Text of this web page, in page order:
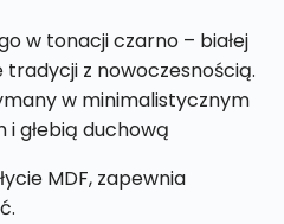
w tonacji czarno – białej
z nowoczesnością.
w minimalistycznym
głebią duchową
MDF, zapewnia